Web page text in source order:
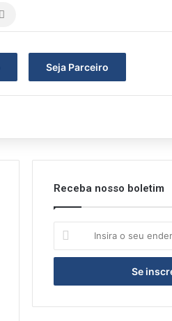
Seja Parceiro
Receba nosso boletim
seu
de